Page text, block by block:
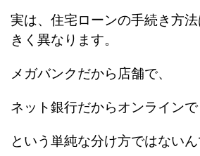
実は、住宅ローンの手続き方
きく異なります。
メガバンクだから店舗で、
ネット銀行だからオンラインで
という単純な分け方ではないん